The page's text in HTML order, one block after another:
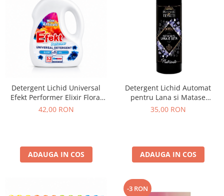
Detergent Lichid Universal
Efekt Performer Elixir Floral
1.82 L
42,00 RON
ADAUGA IN COS
Detergent Lichid Automat
pentru Lana si Matase
Preziosi Tessuti 750 ml
35,00 RON
ADAUGA IN COS
-3 RON